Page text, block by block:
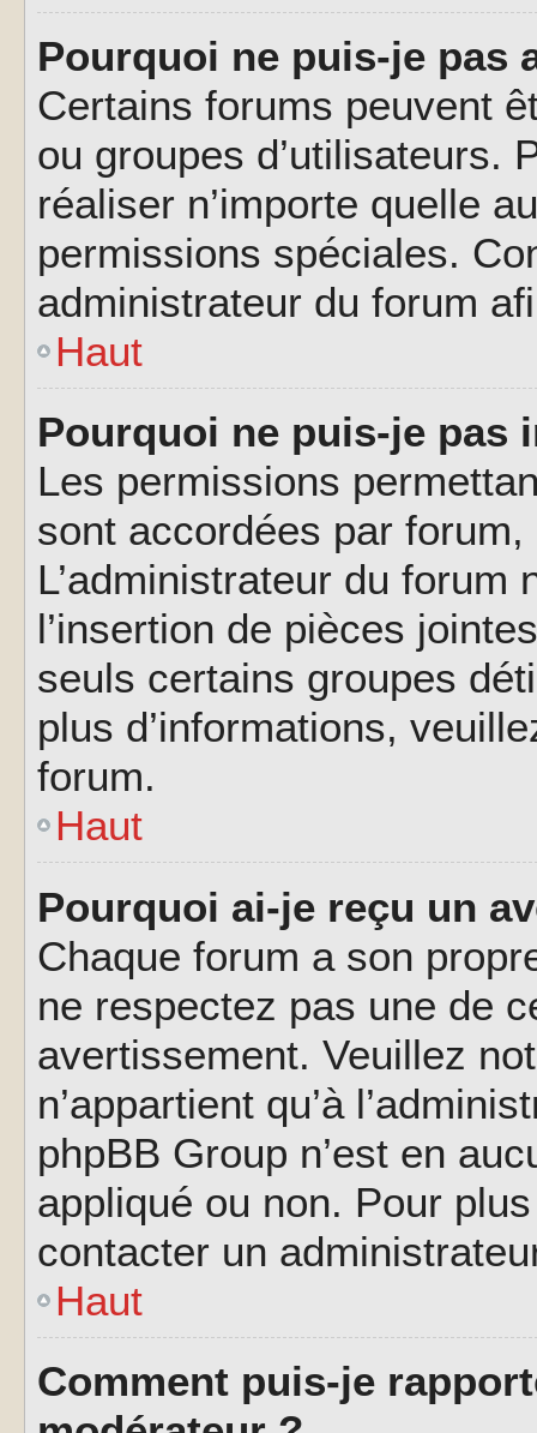
Pourquoi ne puis-je pas
Certains forums peuvent
ou groupes d’utilisateurs.
réaliser n’importe quelle
permissions spéciales.
administrateur du forum
Haut
Pourquoi ne puis-je pas
Les permissions
sont accordées par
L’administrateur du forum
l’insertion de pièces
seuls certains groupes
plus d’informations,
forum.
Haut
Pourquoi ai-je reçu un
Chaque forum a son
ne respectez pas une de
avertissement. Veuillez
n’appartient qu’à
phpBB Group n’est en
appliqué ou non. Pour
contacter un
Haut
Comment puis-je